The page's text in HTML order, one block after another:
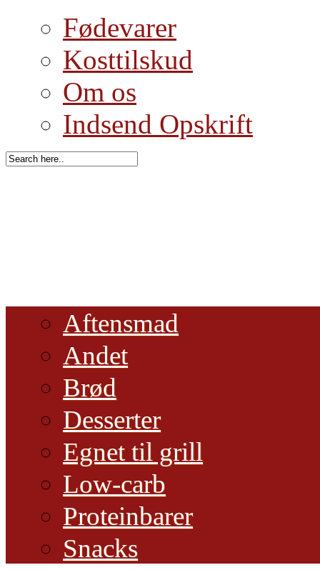
Fødevarer
Kosttilskud
Om os
Indsend Opskrift
Aftensmad
Andet
Brød
Desserter
Egnet til grill
Low-carb
Proteinbarer
Snacks